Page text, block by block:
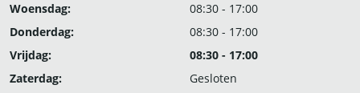
Woensdag:
08:30 - 17:00
Donderdag:
08:30 - 17:00
Vrijdag:
08:30 - 17:00
Zaterdag:
Gesloten